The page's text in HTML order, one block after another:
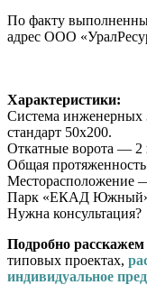
По факту
адрес ООО
Характеристики:
Система
стандарт 50х200.
Откатные ворота — 2
Общая
Месторасположение
Парк «ЕКАД
Нужна консультация?
Подробно
типовых проектах,
индивидуальное